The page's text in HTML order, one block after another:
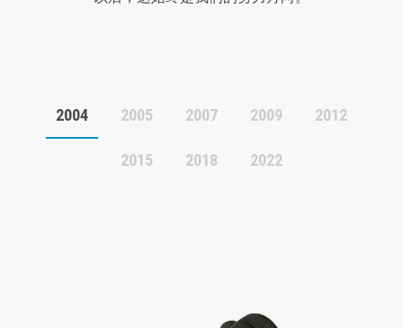
2004 2005 2007 2009 2012
2015 2018 2022